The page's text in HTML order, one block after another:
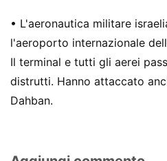
• L'aeronautica militare
l'aeroporto internazionale
Il terminal e tutti gli aerei
distrutti. Hanno attaccato
Dahban.